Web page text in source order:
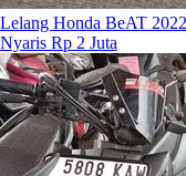
Lelang Honda BeAT
Nyaris Rp 2 Juta